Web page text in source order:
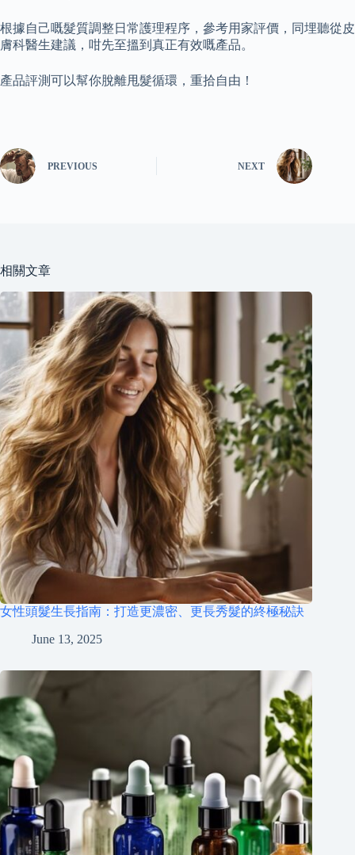
根據自己嘅髮質調整日常護理程序，參考用家評價，同埋聽從皮
膚科醫生建議，咁先至搵到真正有效嘅產品。
產品評測可以幫你脫離甩髮循環，重拾自由！
PREVIOUS NEXT
相關文章
女性頭髮生長指南：打造更濃密、更長秀髮的終極秘訣
June 13, 2025